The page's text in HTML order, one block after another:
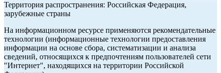
Территория распространения: Российская Федерация,
зарубежные страны
На информационном ресурсе применяются рекомендательные
технологии (информационные технологии предоставления
информации на основе сбора, систематизации и анализа
сведений, относящихся к предпочтениям пользователей сети
"Интернет", находящихся на территории Российской